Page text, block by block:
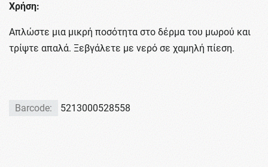
Χρήση:
Απλώστε μια μικρή ποσότητα στο δέρμα του μωρού και
τρίψτε απαλά. Ξεβγάλετε με νερό σε χαμηλή πίεση.
Barcode: 5213000528558